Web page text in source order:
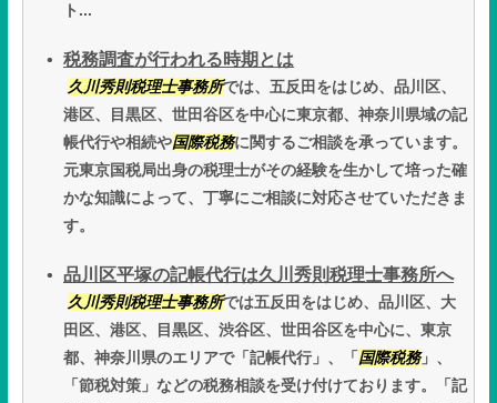
ト...
税務調査が行われる時期とは
久川秀則税理士事務所では、五反田をはじめ、品川区、
港区、目黒区、世田谷区を中心に東京都、神奈川県域の記
帳代行や相続や国際税務に関するご相談を承っています。
元東京国税局出身の税理士がその経験を生かして培った確
かな知識によって、丁寧にご相談に対応させていただきま
す。
品川区平塚の記帳代行は久川秀則税理士事務所へ
久川秀則税理士事務所では五反田をはじめ、品川区、大
田区、港区、目黒区、渋谷区、世田谷区を中心に、東京
都、神奈川県のエリアで「記帳代行」、「 国際税務」、
「節税対策」などの税務相談を受け付けております。「記